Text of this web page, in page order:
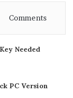
Comments
Needed
PC Version